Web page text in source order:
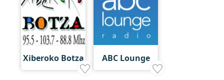
Xiberoko Botza ABC Lounge